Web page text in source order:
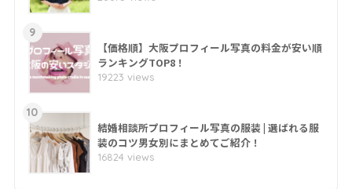
9
【価格順】大阪プロフィール写真の料金が安い順
ランキングTOP8！
19223 views
10
結婚相談所プロフィール写真の服装 | 選ばれる服
装のコツ男女別にまとめてご紹介！
16824 views